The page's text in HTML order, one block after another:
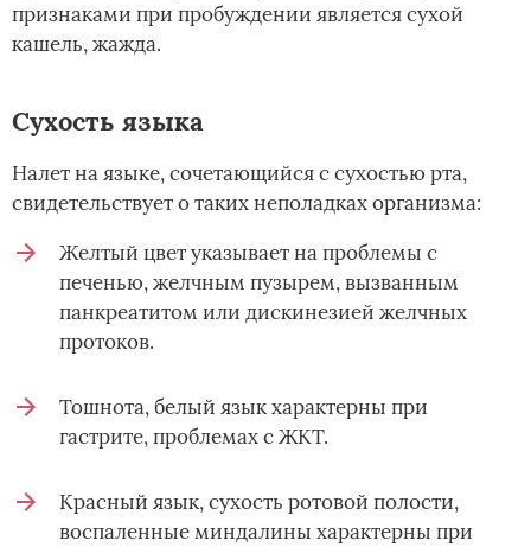
признаками при пробуждении является сухой
кашель, жажда.
Сухость языка
Налет на языке, сочетающийся с сухостью рта,
свидетельствует о таких неполадках организма:
Желтый цвет указывает на проблемы с
печенью, желчным пузырем, вызванным
панкреатитом или дискинезией желчных
протоков.
Тошнота, белый язык характерны при
гастрите, проблемах с ЖКТ.
Красный язык, сухость ротовой полости,
воспаленные миндалины характерны при